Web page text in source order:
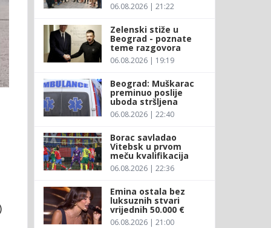
06.08.2026 | 21:22
Zelenski stiže u
Beograd - poznate
teme razgovora
06.08.2026 | 19:19
Beograd: Muškarac
preminuo poslije
uboda stršljena
06.08.2026 | 22:40
Borac savladao
Vitebsk u prvom
meču kvalifikacija
06.08.2026 | 22:36
Emina ostala bez
luksuznih stvari
vrijednih 50.000 €
06.08.2026 | 21:00